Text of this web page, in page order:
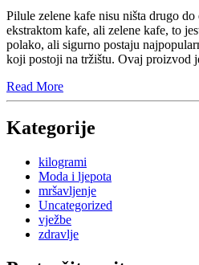
Pilule zelene kafe nisu ništa drugo
ekstraktom kafe, ali zelene kafe, to
polako, ali sigurno postaju
koji postoji na tržištu. Ovaj proizvod
Read MoreRead
More
Kategorije
kilogrami
Moda i ljepota
mršavljenje
Uncategorized
vježbe
zdravlje